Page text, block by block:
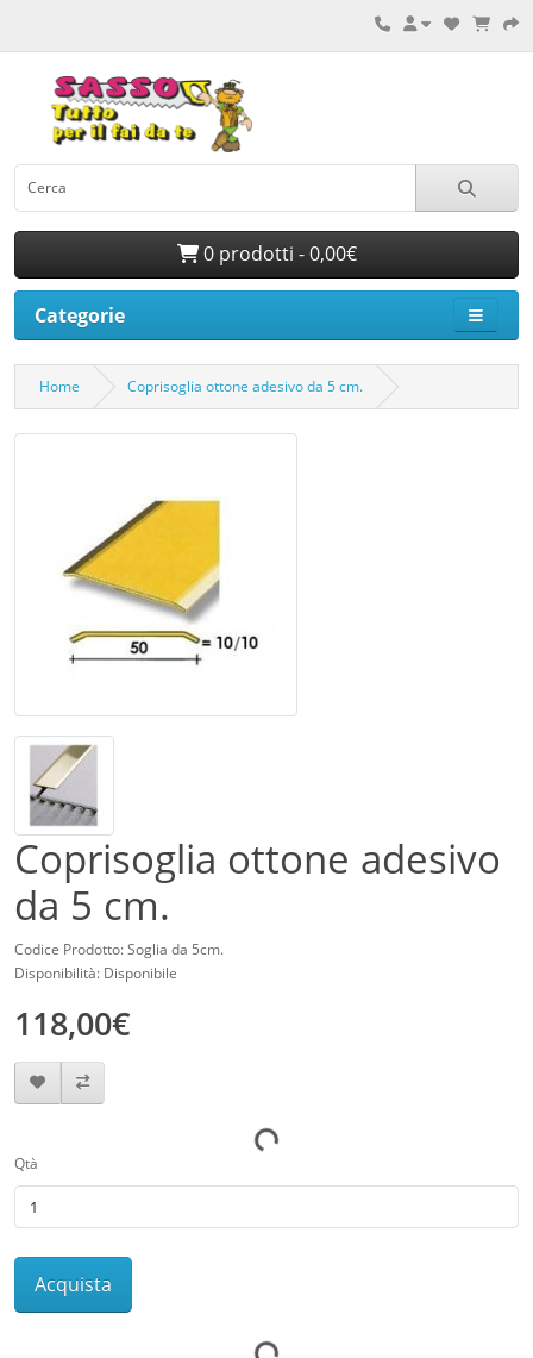
0 prodotti - 0,00€
Categorie
Home Coprisoglia ottone adesivo da 5 cm.
Coprisoglia ottone adesivo
da 5 cm.
Codice Prodotto: Soglia da 5cm.
Disponibilità: Disponibile
118,00€
Qtà
Acquista